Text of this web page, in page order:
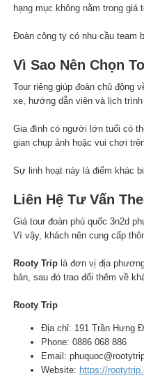
hạng mục không nằm trong
Đoàn công ty có nhu cầu team
Vì Sao Nên Chọn
Tour riêng giúp đoàn chủ động
xe, hướng dẫn viên và lịch
Gia đình có người lớn tuổi có
gian chụp ảnh hoặc vui chơi
Sự linh hoạt này là điểm khác
Liên Hệ Tư Vấn
Giá tour đoàn phú quốc 3n2d
Vì vậy, khách nên cung cấp
Rooty Triplà đơn vị địa
bản, sau đó trao đổi thêm về
Rooty Trip
Địa chỉ: 191 Trần Hưng
Phone: 0886 068 886
Email:
Website: https://